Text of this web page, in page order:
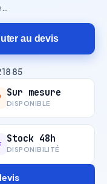
au devis
18 85
Sur mesure
DISPONIBLE
Stock 48h
DISPONIBILITÉ